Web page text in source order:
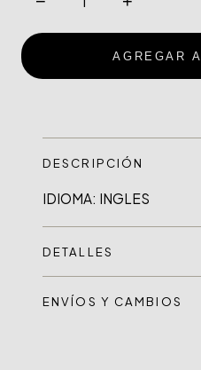
AGREGAR
DESCRIPCIÓN
DETALLES
ENVÍOS Y CAMBIOS